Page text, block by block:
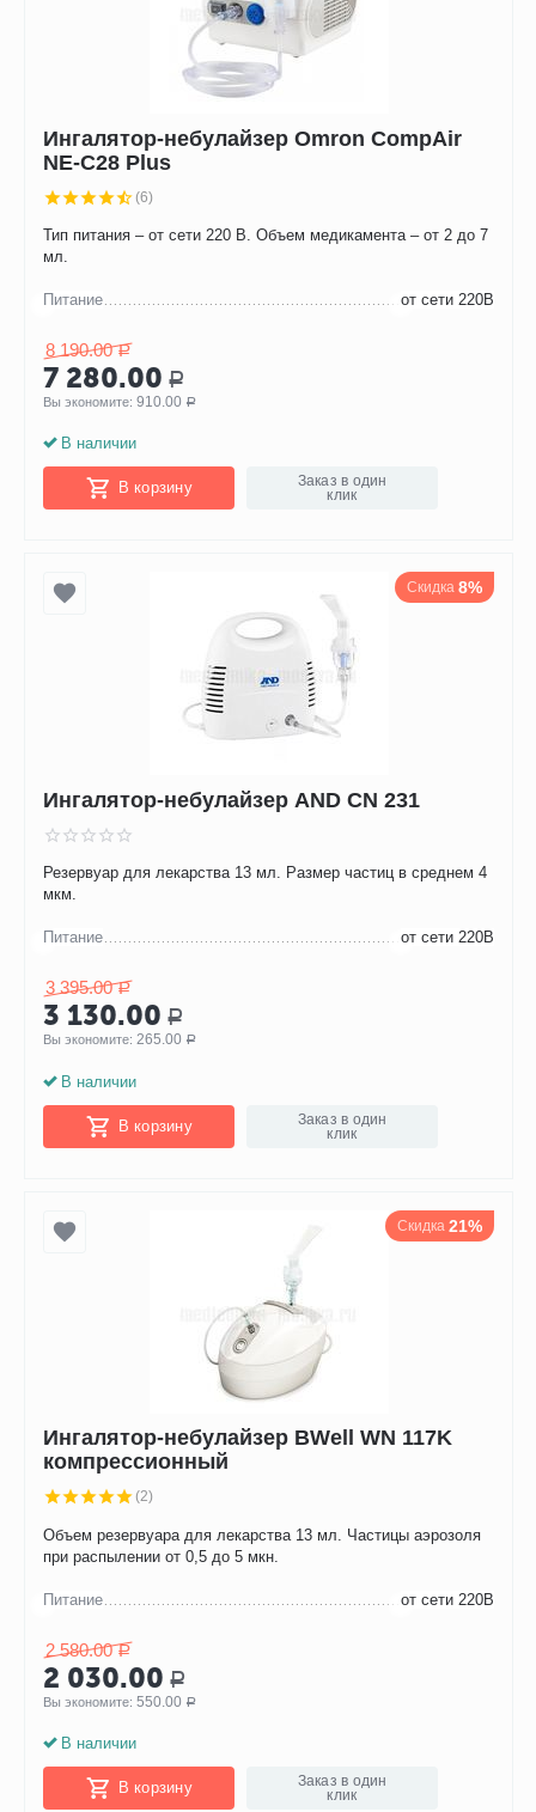
Ингалятор-небулайзер Omron CompAir
NE-C28 Plus
(6)
Тип питания – от сети 220 В. Объем медикамента – от 2 до 7
мл.
Питание от сети 220В
8 190.00 Р
7 280.00 Р
Вы экономите: 910.00 Р
В наличии
В корзину
Заказ в один
клик
Скидка 8%
Ингалятор-небулайзер AND CN 231
Резервуар для лекарства 13 мл. Размер частиц в среднем 4
мкм.
Питание от сети 220В
3 395.00 Р
3 130.00 Р
Вы экономите: 265.00 Р
В наличии
В корзину
Заказ в один
клик
Скидка 21%
Ингалятор-небулайзер BWell WN 117K
компрессионный
(2)
Объем резервуара для лекарства 13 мл. Частицы аэрозоля
при распылении от 0,5 до 5 мкн.
Питание от сети 220В
2 580.00 Р
2 030.00 Р
Вы экономите: 550.00 Р
В наличии
В корзину
Заказ в один
клик